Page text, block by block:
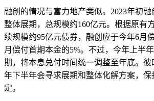
融创的情况与富力地产类似。2023年初
整体展期，总规模约160亿元。根据原有
续规模约95亿元债券，融创应于今年6月
月偿付首期本金的5%。不过，今年上半
期，将本息兑付时间统一调整至年底。彼
年下半年会寻求展期和整体化解方案，
定。